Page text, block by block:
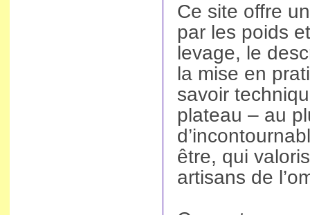
Ce site offre
par les poids
levage, le
la mise en
savoir
plateau – au
être, qui
artisans de